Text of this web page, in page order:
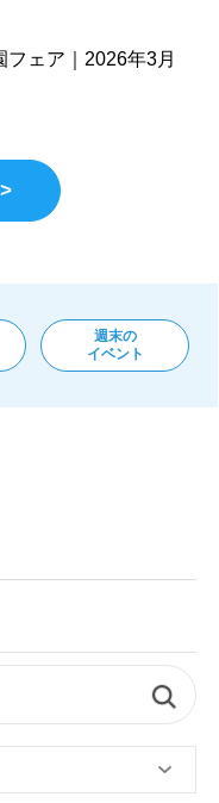
フェア｜2026年3月
週末の
イベント